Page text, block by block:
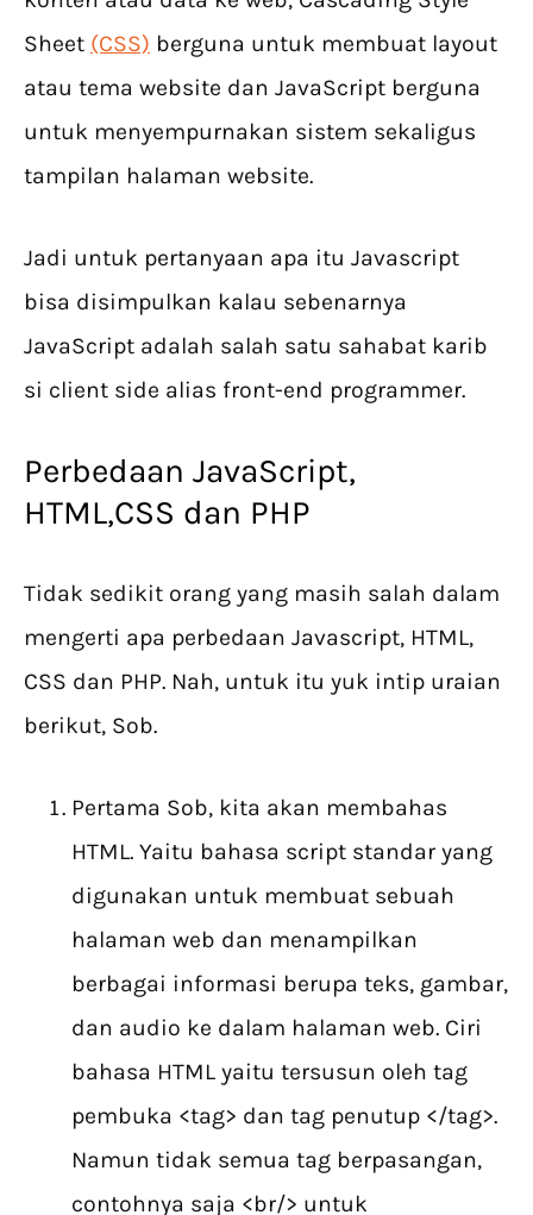
Sheet (CSS) berguna untuk membuat layout
atau tema website dan JavaScript berguna
untuk menyempurnakan sistem sekaligus
tampilan halaman website.
Jadi untuk pertanyaan apa itu Javascript
bisa disimpulkan kalau sebenarnya
JavaScript adalah salah satu sahabat karib
si client side alias front-end programmer.
Perbedaan JavaScript,
HTML,CSS dan PHP
Tidak sedikit orang yang masih salah dalam
mengerti apa perbedaan Javascript, HTML,
CSS dan PHP. Nah, untuk itu yuk intip uraian
berikut, Sob.
Pertama Sob, kita akan membahas
HTML. Yaitu bahasa script standar yang
digunakan untuk membuat sebuah
halaman web dan menampilkan
berbagai informasi berupa teks, gambar,
dan audio ke dalam halaman web. Ciri
bahasa HTML yaitu tersusun oleh tag
pembuka <tag> dan tag penutup </tag>.
Namun tidak semua tag berpasangan,
contohnya saja <br/> untuk